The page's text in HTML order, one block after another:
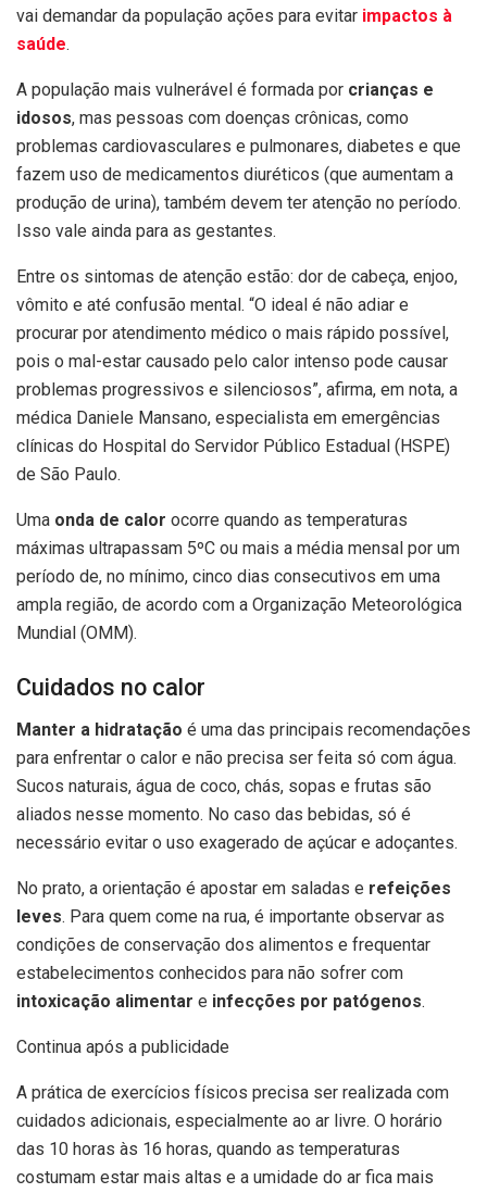
vai demandar da população ações para evitar impactos à
saúde.
A população mais vulnerável é formada por crianças e
idosos, mas pessoas com doenças crônicas, como
problemas cardiovasculares e pulmonares, diabetes e que
fazem uso de medicamentos diuréticos (que aumentam a
produção de urina), também devem ter atenção no período.
Isso vale ainda para as gestantes.
Entre os sintomas de atenção estão: dor de cabeça, enjoo,
vômito e até confusão mental. “O ideal é não adiar e
procurar por atendimento médico o mais rápido possível,
pois o mal-estar causado pelo calor intenso pode causar
problemas progressivos e silenciosos”, afirma, em nota, a
médica Daniele Mansano, especialista em emergências
clínicas do Hospital do Servidor Público Estadual (HSPE)
de São Paulo.
Uma onda de calor ocorre quando as temperaturas
máximas ultrapassam 5ºC ou mais a média mensal por um
período de, no mínimo, cinco dias consecutivos em uma
ampla região, de acordo com a Organização Meteorológica
Mundial (OMM).
Cuidados no calor
Manter a hidratação é uma das principais recomendações
para enfrentar o calor e não precisa ser feita só com água.
Sucos naturais, água de coco, chás, sopas e frutas são
aliados nesse momento. No caso das bebidas, só é
necessário evitar o uso exagerado de açúcar e adoçantes.
No prato, a orientação é apostar em saladas e refeições
leves. Para quem come na rua, é importante observar as
condições de conservação dos alimentos e frequentar
estabelecimentos conhecidos para não sofrer com
intoxicação alimentar e infecções por patógenos.
Continua após a publicidade
A prática de exercícios físicos precisa ser realizada com
cuidados adicionais, especialmente ao ar livre. O horário
das 10 horas às 16 horas, quando as temperaturas
costumam estar mais altas e a umidade do ar fica mais